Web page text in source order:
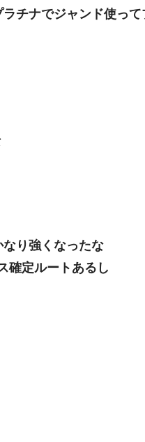
チナでジャンド使っ
り強くなったな
確定ルートあるし